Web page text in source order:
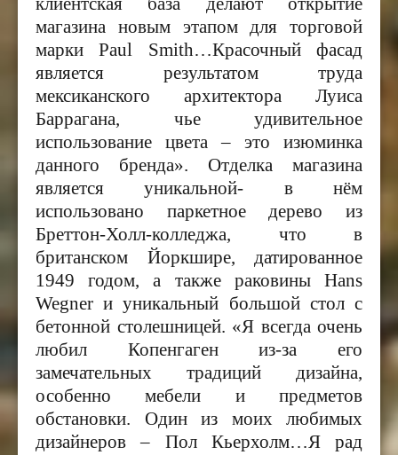
магазина новым этапом для торговой
маркиPaul Smith…Красочный фасад
является результатом труда
мексиканского архитектора Луиса
Баррагана, чье удивительное
использование цвета – это изюминка
данного бренда». Отделка магазина
является уникальной- в нём
использовано паркетное дерево из
Бреттон-Холл-колледжа, что в
британском Йоркшире, датированное
1949 годом, а также раковины Hans
Wegner и уникальный большой стол с
бетонной столешницей. «Я всегда очень
любил Копенгаген из-за его
замечательных традиций дизайна,
особенно мебели и предметов
обстановки. Один из моих любимых
дизайнеров – Пол Кьерхолм…Я рад